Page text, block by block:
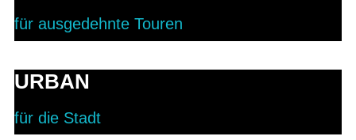
für ausgedehnte Touren
URBAN
für die Stadt